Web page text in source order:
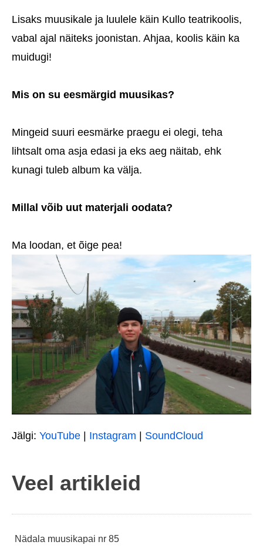
Lisaks muusikale ja luulele käin Kullo teatrikoolis,
vabal ajal näiteks joonistan. Ahjaa, koolis käin ka
muidugi!
Mis on su eesmärgid muusikas?
Mingeid suuri eesmärke praegu ei olegi, teha
lihtsalt oma asja edasi ja eks aeg näitab, ehk
kunagi tuleb album ka välja.
Millal võib uut materjali oodata?
Ma loodan, et õige pea!
Jälgi: YouTube Instagram SoundCloud
Veel artikleid
Navigeerimine
Nädala muusikapai nr 85